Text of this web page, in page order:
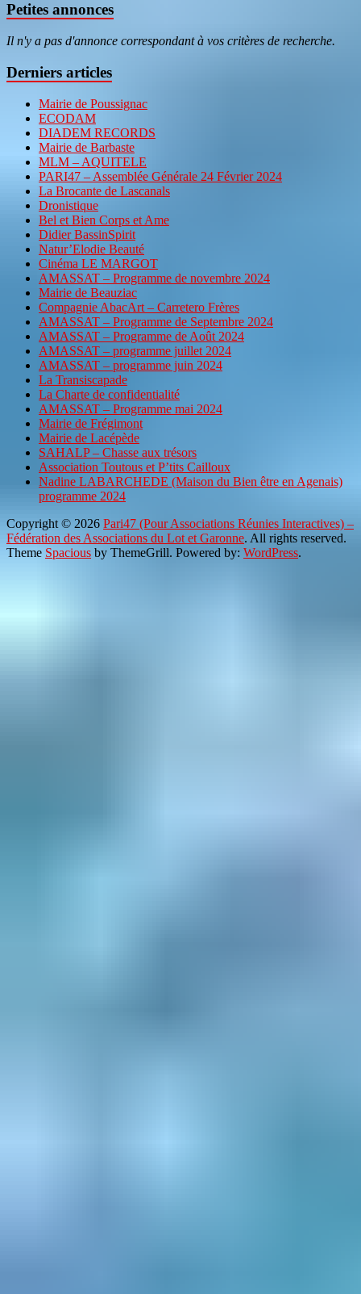
Petites annonces
Il n'y a pas d'annonce correspondant à vos critères de recherche.
Derniers articles
Mairie de Poussignac
ECODAM
DIADEM RECORDS
Mairie de Barbaste
MLM – AQUITELE
PARI47 – Assemblée Générale 24 Février 2024
La Brocante de Lascanals
Dronistique
Bel et Bien Corps et Ame
Didier BassinSpirit
Natur’Elodie Beauté
Cinéma LE MARGOT
AMASSAT – Programme de novembre 2024
Mairie de Beauziac
Compagnie AbacArt – Carretero Frères
AMASSAT – Programme de Septembre 2024
AMASSAT – Programme de Août 2024
AMASSAT – programme juillet 2024
AMASSAT – programme juin 2024
La Transiscapade
La Charte de confidentialité
AMASSAT – Programme mai 2024
Mairie de Frégimont
Mairie de Lacépède
SAHALP – Chasse aux trésors
Association Toutous et P’tits Cailloux
Nadine LABARCHEDE (Maison du Bien être en Agenais)
programme 2024
Copyright © 2026 Pari47 (Pour Associations Réunies Interactives) –
Fédération des Associations du Lot et Garonne. All rights reserved.
Theme Spacious by ThemeGrill. Powered by: WordPress.